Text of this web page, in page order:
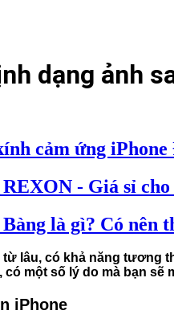
dạng ảnh
cảm ứng
- Giá sỉ
là gì? Có nên
lâu, có khả năng tương
có một số lý do mà bạn sẽ
iPhone